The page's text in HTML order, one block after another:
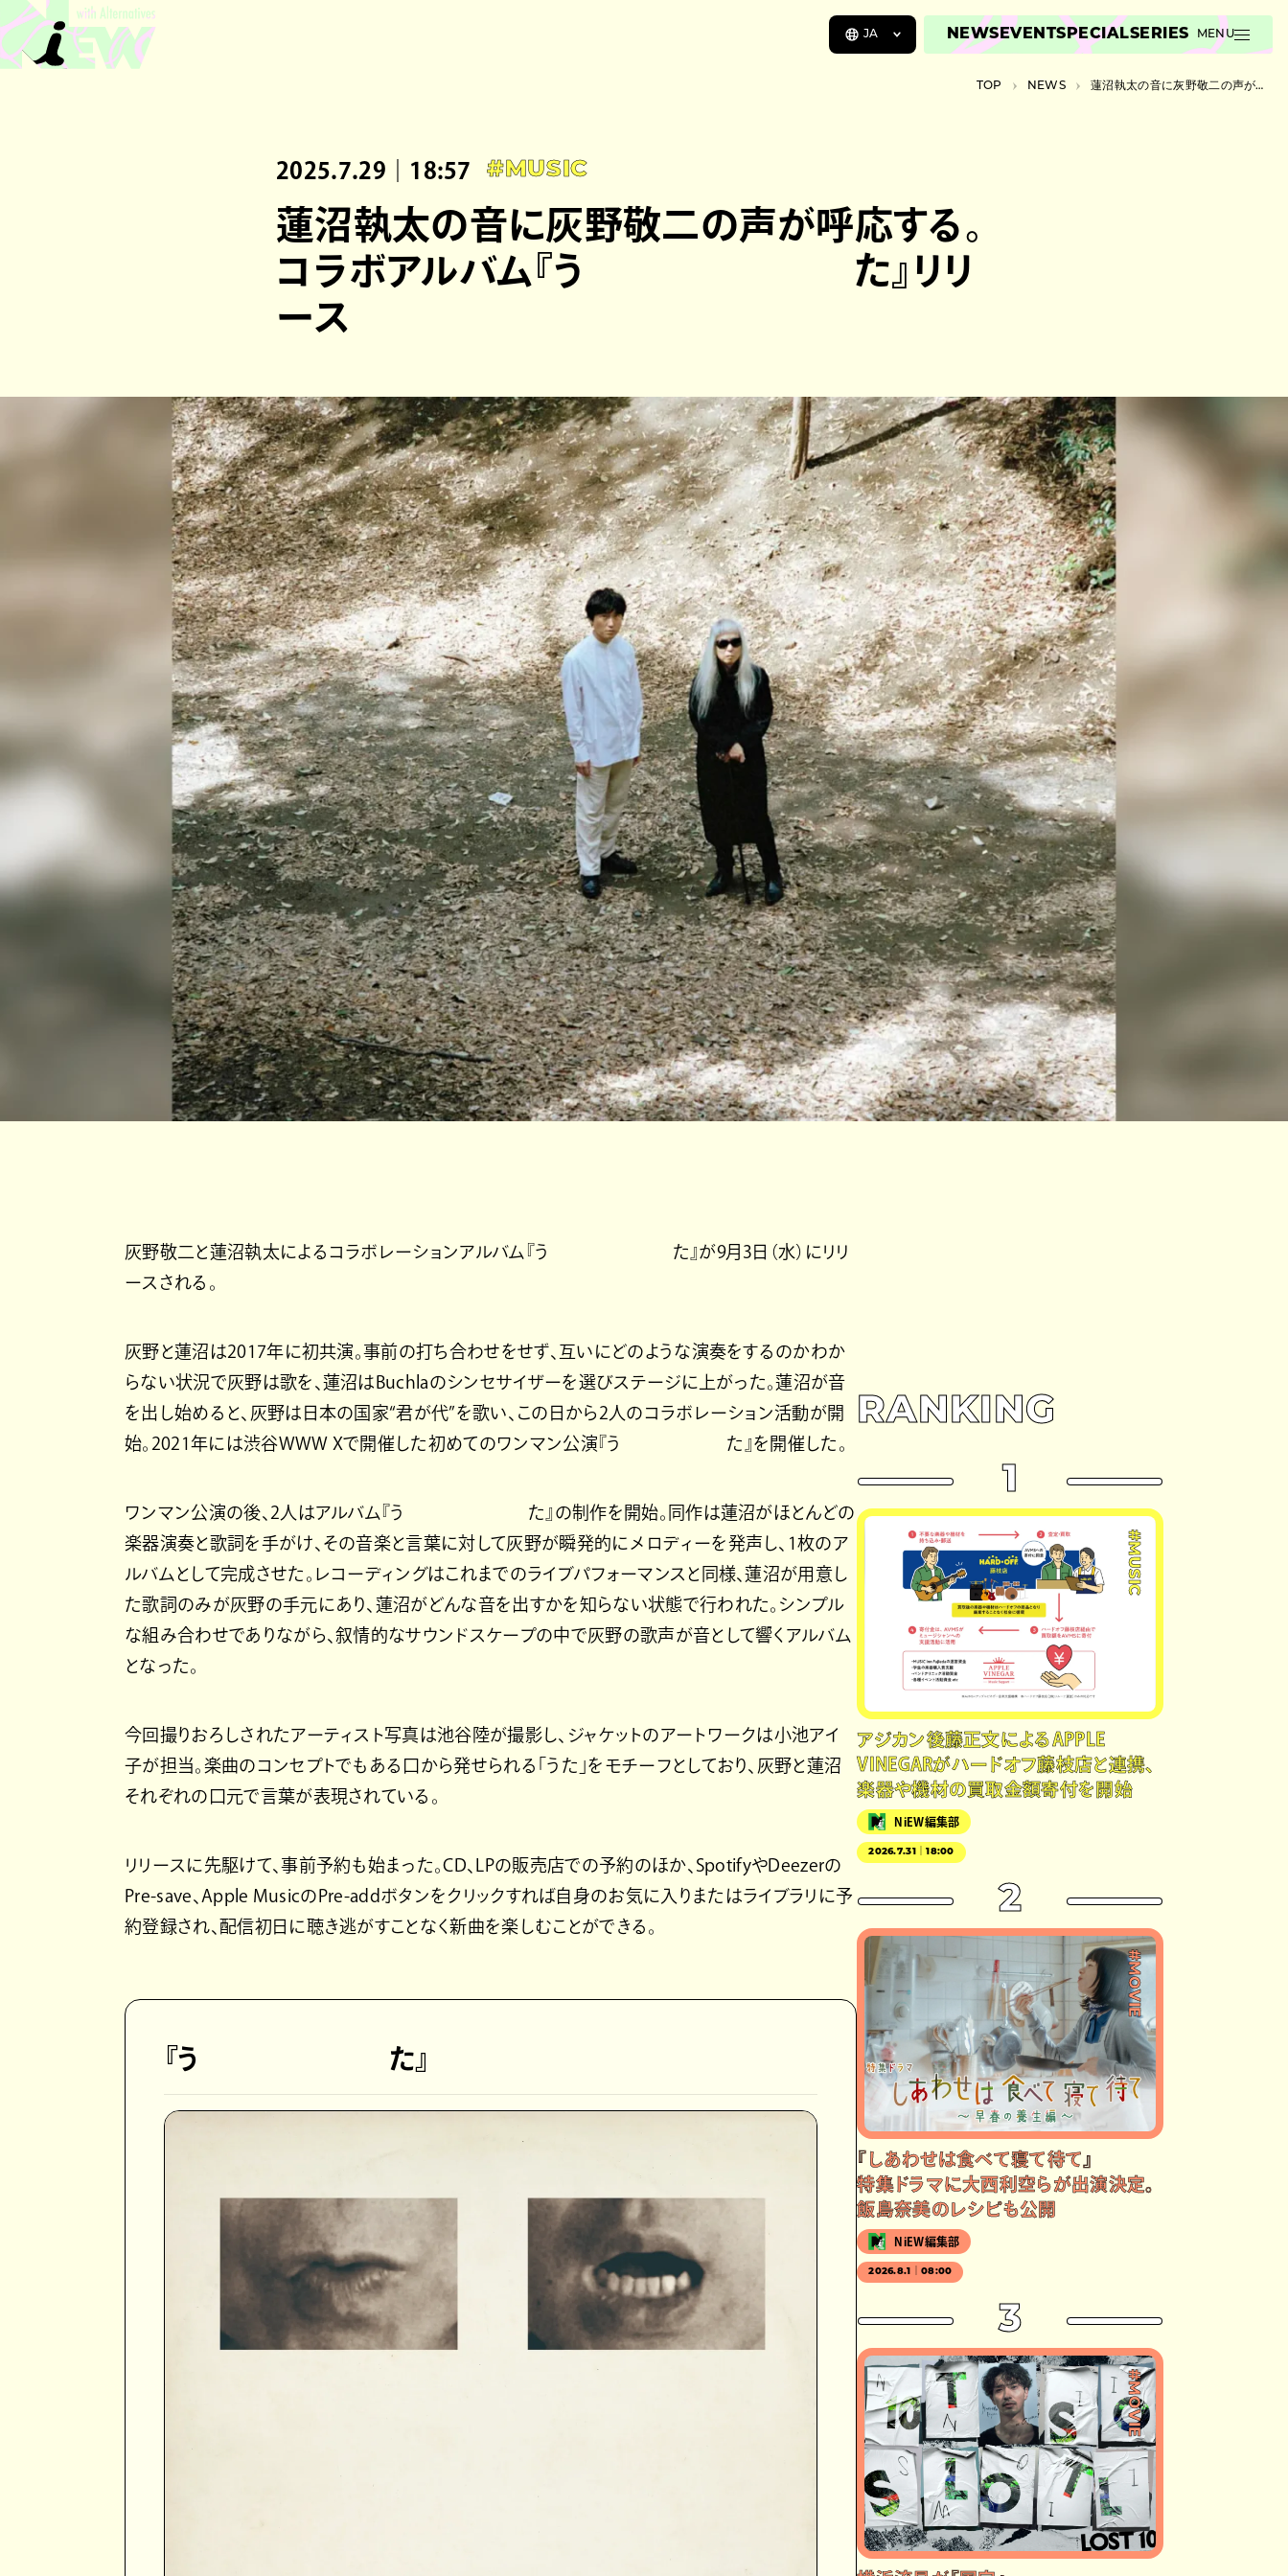
JA NEWS EVENTSPECIALSERIES MENU
TOP NEWS 蓮沼執太の音に灰野敬二の声が呼応する。コラボアルバム『う た』リリース
2025.7.29｜18:57 #MUSIC
蓮沼執太の音に灰野敬二の声が呼応する。
コラボアルバム『う た』リリ
ース
灰野敬二と蓮沼執太によるコラボレーションアルバム『う た』が9月3日（水）にリリ
ースされる。
灰野と蓮沼は2017年に初共演。事前の打ち合わせをせず、互いにどのような演奏をするのかわか
らない状況で灰野は歌を、蓮沼はBuchlaのシンセサイザーを選びステージに上がった。蓮沼が音
を出し始めると、灰野は日本の国家“君が代”を歌い、この日から2人のコラボレーション活動が開
始。2021年には渋谷WWW Xで開催した初めてのワンマン公演『う た』を開催した。
ワンマン公演の後、2人はアルバム『う た』の制作を開始。同作は蓮沼がほとんどの
楽器演奏と歌詞を手がけ、その音楽と言葉に対して灰野が瞬発的にメロディーを発声し、1枚のア
ルバムとして完成させた。レコーディングはこれまでのライブパフォーマンスと同様、蓮沼が用意し
た歌詞のみが灰野の手元にあり、蓮沼がどんな音を出すかを知らない状態で行われた。シンプル
な組み合わせでありながら、叙情的なサウンドスケープの中で灰野の歌声が音として響くアルバム
となった。
今回撮りおろしされたアーティスト写真は池谷陸が撮影し、ジャケットのアートワークは小池アイ
子が担当。楽曲のコンセプトでもある口から発せられる「うた」をモチーフとしており、灰野と蓮沼
それぞれの口元で言葉が表現されている。
リリースに先駆けて、事前予約も始まった。CD、LPの販売店での予約のほか、SpotifyやDeezerの
Pre-save、Apple MusicのPre-addボタンをクリックすれば自身のお気に入りまたはライブラリに予
約登録され、配信初日に聴き逃がすことなく新曲を楽しむことができる。
『う た』
RANKING
1
#MUSIC
アジカン後藤正文によるAPPLE
VINEGARがハードオフ藤枝店と連携、
楽器や機材の買取金額寄付を開始
NiEW編集部
2026.7.31｜18:00
2
#MOVIE
『しあわせは食べて寝て待て』
特集ドラマに大西利空らが出演決定。
飯島奈美のレシピも公開
NiEW編集部
2026.8.1｜08:00
3
#MOVIE